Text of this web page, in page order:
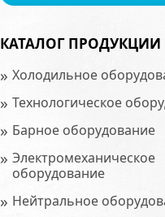
КАТАЛОГ ПРОДУКЦИИ
» Холодильное
» Технологическое
» Барное оборудование
» Электромеханическое
оборудование
» Нейтральное